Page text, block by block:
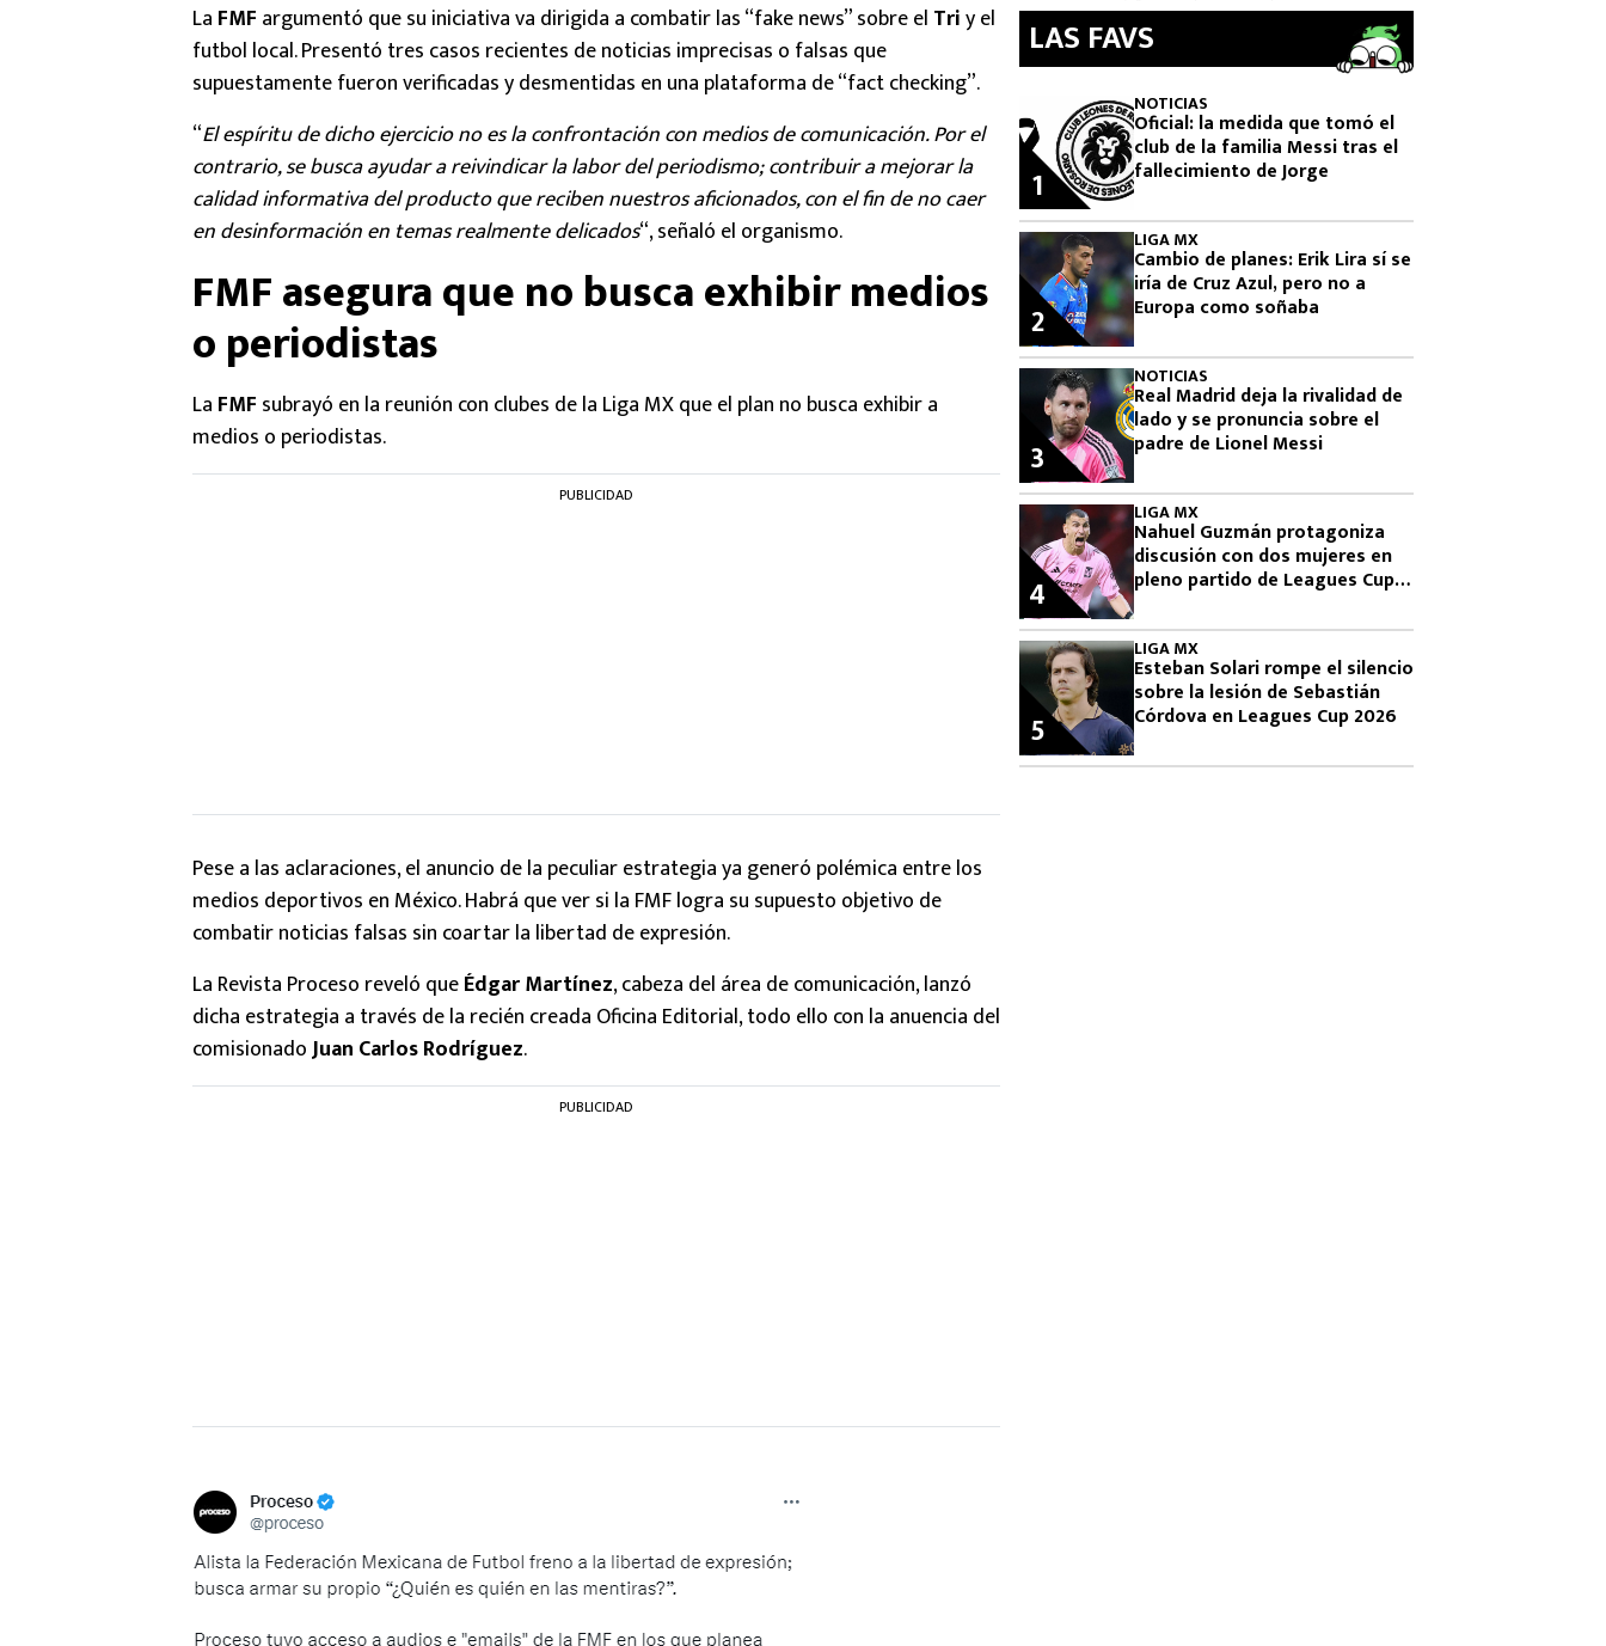
La FMF argumentó que su iniciativa va dirigida a combatir las “fake news” sobre el Triy el
futbol local. Presentó tres casos recientes de noticias imprecisas o falsas que
supuestamente fueron verificadas y desmentidas en una plataforma de “fact checking”.
“El espíritu de dicho ejercicio no es la confrontación con medios de comunicación. Por el
contrario, se busca ayudar a reivindicar la labor del periodismo; contribuir a mejorar la
calidad informativa del producto que reciben nuestros aficionados, con el fin de no caer
en desinformación en temas realmente delicados“, señaló el organismo.
FMF asegura que no busca exhibir medios
o periodistas
La FMF subrayó en la reunión con clubes de la Liga MX que el plan no busca exhibir a
medios o periodistas.
PUBLICIDAD
Pese a las aclaraciones, el anuncio de la peculiar estrategia ya generó polémica entre los
medios deportivos en México. Habrá que ver si la FMF logra su supuesto objetivo de
combatir noticias falsas sin coartar la libertad de expresión.
La Revista Proceso reveló queÉdgar Martínez, cabeza del área de comunicación, lanzó
dicha estrategia a través de la recién creada Oficina Editorial, todo ello con la anuencia del
comisionadoJuan Carlos Rodríguez.
PUBLICIDAD
LAS FAVS
NOTICIAS
Oficial: la medida que tomó el
club de la familia Messi tras el
fallecimiento de Jorge
1
LIGA MX
Cambio de planes: Erik Lira sí se
iría de Cruz Azul, pero no a
Europa como soñaba
2
NOTICIAS
Real Madrid deja la rivalidad de
lado y se pronuncia sobre el
padre de Lionel Messi
3
LIGA MX
Nahuel Guzmán protagoniza
discusión con dos mujeres en
pleno partido de Leagues Cup
4
LIGA MX
Esteban Solari rompe el silencio
sobre la lesión de Sebastián
Córdova en Leagues Cup 2026
5